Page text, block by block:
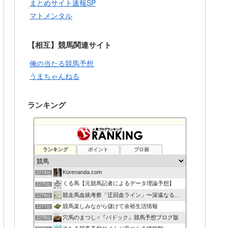
まとめサイト速報SP
マトメンタル
【相互】競馬関連サイト
俺の当たる競馬予想
うまちゃんねる
ランキング
ランキング ポイント ブロ画
2274位 Korenanda.com
2275位 くる馬【元競馬記者によるデータ理論予想】
2276位 競走馬血統考察「迂回血ライン」〜深遠なる血の連鎖〜
2277位 競馬楽しみながら儲けて余裕生活情報
2278位 穴馬のまつし♂『パドック』競馬予想ブログ版